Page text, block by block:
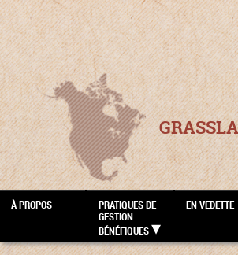
À PROPOS
PRATIQUES DE
GESTION
BÉNÉFIQUES
EN VEDETTE